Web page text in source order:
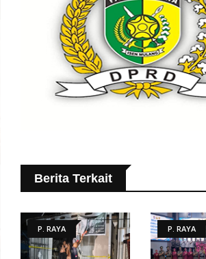
Berita Terkait
P. RAYA P. RAYA